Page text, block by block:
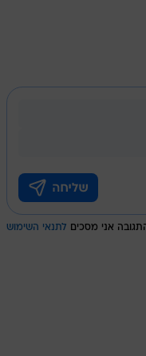
אני מסכים לתנאי השימוש